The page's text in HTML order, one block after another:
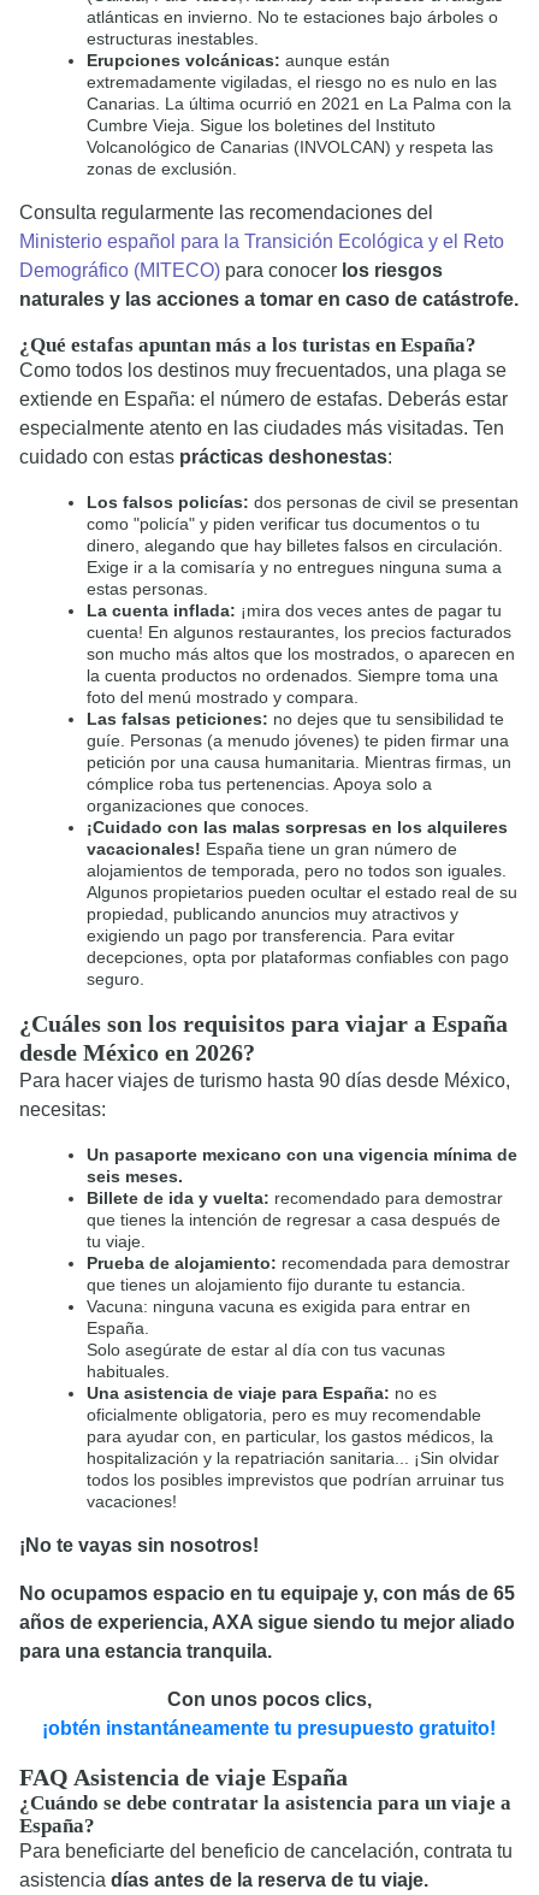
atlánticas en invierno. No te estaciones bajo árboles o
estructuras inestables.
Erupciones volcánicas: aunque están
extremadamente vigiladas, el riesgo no es nulo en las
Canarias. La última ocurrió en 2021 en La Palma con la
Cumbre Vieja. Sigue los boletines del Instituto
Volcanológico de Canarias (INVOLCAN) y respeta las
zonas de exclusión.
Consulta regularmente las recomendaciones del
Ministerio español para la Transición Ecológica y el Reto
Demográfico (MITECO) para conocer los riesgos
naturales y las acciones a tomar en caso de catástrofe.
¿Qué estafas apuntan más a los turistas en España?
Como todos los destinos muy frecuentados, una plaga se
extiende en España: el número de estafas. Deberás estar
especialmente atento en las ciudades más visitadas. Ten
cuidado con estas prácticas deshonestas:
Los falsos policías: dos personas de civil se presentan
como "policía" y piden verificar tus documentos o tu
dinero, alegando que hay billetes falsos en circulación.
Exige ir a la comisaría y no entregues ninguna suma a
estas personas.
La cuenta inflada: ¡mira dos veces antes de pagar tu
cuenta! En algunos restaurantes, los precios facturados
son mucho más altos que los mostrados, o aparecen en
la cuenta productos no ordenados. Siempre toma una
foto del menú mostrado y compara.
Las falsas peticiones: no dejes que tu sensibilidad te
guíe. Personas (a menudo jóvenes) te piden firmar una
petición por una causa humanitaria. Mientras firmas, un
cómplice roba tus pertenencias. Apoya solo a
organizaciones que conoces.
¡Cuidado con las malas sorpresas en los alquileres
vacacionales! España tiene un gran número de
alojamientos de temporada, pero no todos son iguales.
Algunos propietarios pueden ocultar el estado real de su
propiedad, publicando anuncios muy atractivos y
exigiendo un pago por transferencia. Para evitar
decepciones, opta por plataformas confiables con pago
seguro.
¿Cuáles son los requisitos para viajar a España
desde México en 2026?
Para hacer viajes de turismo hasta 90 días desde México,
necesitas:
Un pasaporte mexicano con una vigencia mínima de
seis meses.
Billete de ida y vuelta: recomendado para demostrar
que tienes la intención de regresar a casa después de
tu viaje.
Prueba de alojamiento: recomendada para demostrar
que tienes un alojamiento fijo durante tu estancia.
Vacuna: ninguna vacuna es exigida para entrar en
España.
Solo asegúrate de estar al día con tus vacunas
habituales.
Una asistencia de viaje para España: no es
oficialmente obligatoria, pero es muy recomendable
para ayudar con, en particular, los gastos médicos, la
hospitalización y la repatriación sanitaria... ¡Sin olvidar
todos los posibles imprevistos que podrían arruinar tus
vacaciones!
¡No te vayas sin nosotros!
No ocupamos espacio en tu equipaje y, con más de 65
años de experiencia, AXA sigue siendo tu mejor aliado
para una estancia tranquila.
Con unos pocos clics,
¡obtén instantáneamente tu presupuesto gratuito!
FAQ Asistencia de viaje España
¿Cuándo se debe contratar la asistencia para un viaje a
España?
Para beneficiarte del beneficio de cancelación, contrata tu
asistencia días antes de la reserva de tu viaje.